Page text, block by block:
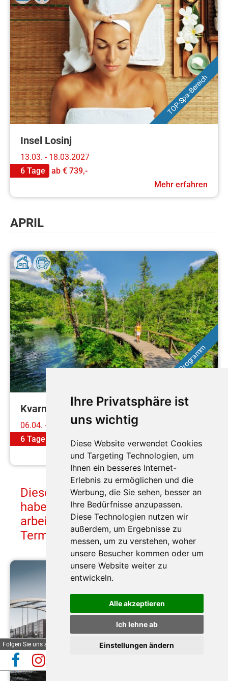
Ihre Privatsphäre ist
uns wichtig
Diese Website verwendet Cookies
und Targeting Technologien, um
Ihnen ein besseres Internet-
Erlebnis zu ermöglichen und die
Werbung, die Sie sehen, besser an
Ihre Bedürfnisse anzupassen.
Diese Technologien nutzen wir
außerdem, um Ergebnisse zu
messen, um zu verstehen, woher
unsere Besucher kommen oder um
unsere Website weiter zu
entwickeln.
Alle akzeptieren
Ich lehne ab
Einstellungen ändern
Automatische Reiseauskunft
TOP-Spa-Bereich
Insel Losinj
13.03. - 18.03.2027
6 Tage
ab € 739,-
Mehr erfahren
APRIL
Viel Programm
Kvarner Bucht ... und Plitvicer Seen
06.04. - 11.04.2027
6 Tage
€ 779,-
Mehr erfahren
Diese Busreisen ab Bamberg
haben Sie leider verpasst, wir
arbeiten bereits an neuen
Terminen.
Folgen Sie uns auf